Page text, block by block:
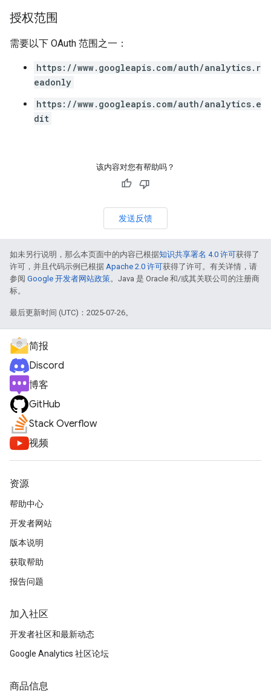
授权范围
需要以下 OAuth 范围之一：
https://www.googleapis.com/auth/analytics.r
eadonly
https://www.googleapis.com/auth/analytics.e
dit
该内容对您有帮助吗？
发送反馈
如未另行说明，那么本页面中的内容已根据知识共享署名 4.0 许可获得了
许可，并且代码示例已根据 Apache 2.0 许可获得了许可。有关详情，请
参阅 Google 开发者网站政策。Java 是 Oracle 和/或其关联公司的注册商
标。
最后更新时间 (UTC)：2025-07-26。
简报
Discord
博客
GitHub
Stack Overflow
视频
资源
帮助中心
开发者网站
版本说明
获取帮助
报告问题
加入社区
开发者社区和最新动态
Google Analytics 社区论坛
商品信息